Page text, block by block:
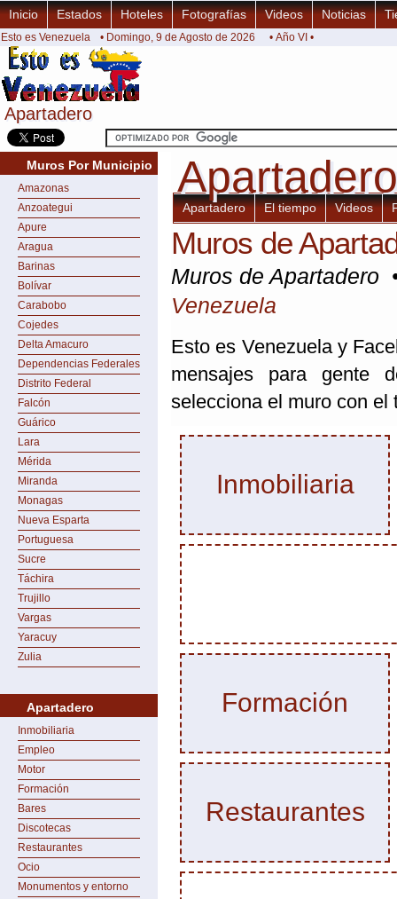
Apartadero
Apartadero
Inicio Estados Hoteles Fotografías Videos Noticias
Esto es Venezuela • Domingo, 9 de Agosto de 2026 • Año VI •
Muros Por Municipio
Amazonas
Anzoategui
Apure
Aragua
Barinas
Bolívar
Carabobo
Cojedes
Delta Amacuro
Dependencias Federales
Distrito Federal
Falcón
Guárico
Lara
Mérida
Miranda
Monagas
Nueva Esparta
Portuguesa
Sucre
Táchira
Trujillo
Vargas
Yaracuy
Zulia
Apartadero
Inmobiliaria
Empleo
Motor
Formación
Bares
Discotecas
Restaurantes
Ocio
Monumentos y entorno
Apartadero
Apartadero El tiempo Videos
Muros de
Muros de
Venezuela
Esto es Venezuela y
mensajes para gente
selecciona el muro con el
Inmobiliaria
Formación
Restaurantes